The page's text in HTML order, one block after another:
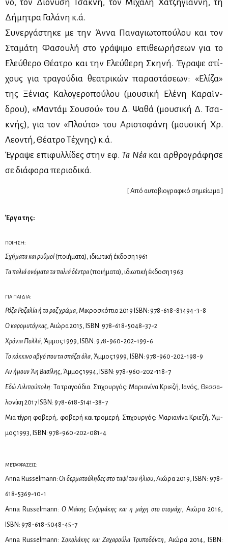
νό, τον Διο­νύ­ση Τσα­κνή, τον Μι­χά­λη Χα­τζη­γιάν­νη, τη
Δή­μη­τρα Γα­λά­νη κ.ά.
Συ­νερ­γά­στη­κε με την Άν­να Πα­να­γιω­το­πού­λου και τον
Στα­μά­τη Φα­σου­λή στο γρά­ψι­μο επι­θε­ω­ρή­σε­ων για το
Ελεύ­θε­ρο Θέ­α­τρο και την Ελεύ­θε­ρη Σκη­νή. Έγρα­ψε στί­
χους για τρα­γού­δια θε­α­τρι­κών πα­ρα­στά­σε­ων: «Ελί­ζα»
της Ξέ­νιας Κα­λο­γε­ρο­πού­λου (μου­σι­κή Ελέ­νη Κα­ραϊν­
δρου), «Μα­ντάμ Σου­σού» του Δ. Ψα­θά (μου­σι­κή Δ. Τσα­
κνής), για τον «Πλού­το» του Αρι­στο­φά­νη (μου­σι­κή Χρ.
Λε­ο­ντή, Θέ­α­τρο Τέ­χνης) κ.ά.
Έγρα­ψε επι­φυλ­λί­δες στην εφ. Τα Νέακαι αρ­θρο­γρά­φη­σε
σε διά­φο­ρα πε­ριο­δι­κά.
[ Από αυτοβιογραφικό σημείωμα ]
Έρ­γα της:
ΠΟΙΗΣΗ:
Σχή­μα­τα και ρυθ­μοί(ποι­ή­μα­τα), ιδιω­τι­κή έκ­δο­ση 1961
Τα πα­λιά ονό­μα­τα τα πα­λιά δέ­ντρα(ποι­ή­μα­τα), ιδιω­τι­κή έκ­δο­ση 1963
ΓΙΑ ΠΑΙΔΙΑ:
Ρό­ζα Ρο­ζα­λία ή το ροζ χρώ­μα, Μι­κρο­σκό­πιο 2019 ISBN: 978-618-83494-3-8
Ο κα­ρο­μυ­τό­γκας, Αιώ­ρα 2015, ISBN: 978-618-5048-37-2
Χρό­νια Πολ­λά, Άμ­μος 1999, ISBN: 978-960-202-199-6
Το κόκ­κι­νο αβγό που τα σπά­ζει όλα, Άμ­μος 1999, ISBN: 978-960-202-198-9
Αν ήμουν Άη Βα­σί­λης, Άμ­μος 1994, ISBN: 978-960-202-118-7
Εδώ Λι­λι­πού­πο­λη: Τα τρα­γού­δια. Στι­χουρ­γός: Μα­ρια­νί­να Κριε­ζή, Ια­νός, Θεσ­σα­
λο­νί­κη 2017 ISBN: 978-618-5141-38-7
Μια τί­γρη φο­βε­ρή, φο­βε­ρή και τρο­με­ρή. Στι­χουρ­γός: Μα­ρια­νί­να Κριε­ζή, Άμ­
μος 1993, ISBN: 978-960-202-081-4
ΜΕΤΑΦΡΑΣΕΙΣ:
Anna Russelmann:Οι δερ­μα­τού­λη­δες στο τα­ψί του ήλιου, Αιώ­ρα 2019, ISBN: 978-
618-5369-10-1
Anna Russelmann: Ο Μά­κης Εν­ζυ­μά­κης και η μά­χη στο στο­μά­χι, Αιώ­ρα 2016,
ISBN: 978-618-5048-45-7
Anna Russelmann: Σο­κο­λά­κης και Ζα­χα­ρού­λα Τρυ­πο­δό­ντη , Αιώ­ρα 2014, ISBN: